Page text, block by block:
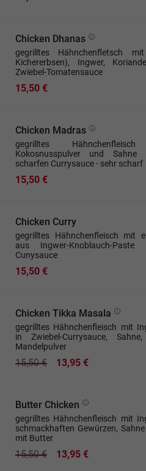
Chicken Dhanas
gegrilltes Hähnchenfletsch
Kichererbsen), Ingwer,
Zwiebel-Tomatensauce
15,50 €
Chicken Madras
gegrilltes
Kokosnusspulver und Sahne
scharfen Currysauce - sehr scharf
15,50 €
Chicken Curry
gegrilltes Hähnchenfleisch mit
aus Ingwer-Knoblauch-Paste
Cunysauce
15,50 €
Chicken Tikka Masala
gegrilltes Hähnchenfleisch mit
in Zwiebel-Currysauce,
Mandelpulver
15,50 € 13,95 €
Butter Chicken
gegrilltes Hähnchenfleisch mit
schmackhaften Gewürzen,
mit Butter
15,50 € 13,95 €